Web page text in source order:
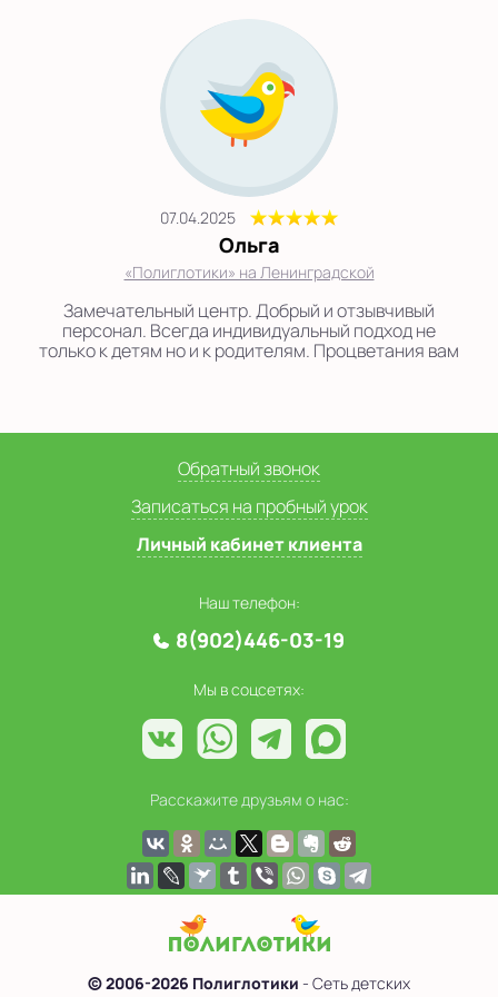
07.04.2025
Ольга
«Полиглотики» на Ленинградской
Замечательный центр. Добрый и отзывчивый
персонал. Всегда индивидуальный подход не
только к детям но и к родителям. Процветания вам
Обратный звонок
Записаться на пробный урок
Личный кабинет клиента
Наш телефон:
8(902)446-03-19
Мы в соцсетях:
Расскажите друзьям о нас:
© 2006-2026 Полиглотики - Сеть детских